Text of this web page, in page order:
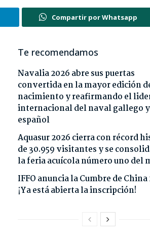
Compartir por Whatsapp
Te recomendamos
Navalia 2026 abre sus puertas
convertida en la mayor edición
nacimiento y reafirmando el
internacional del naval gallego y
español
Aquasur 2026 cierra con récord
de 30.959 visitantes y se
la feria acuícola número uno del
IFFO anuncia la Cumbre de China
¡Ya está abierta la inscripción!